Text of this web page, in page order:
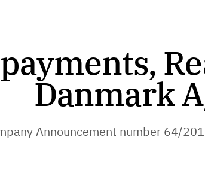
Danmark
Announcement number 64/